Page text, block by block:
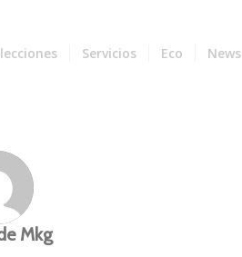
Servicios Eco News
Mkg